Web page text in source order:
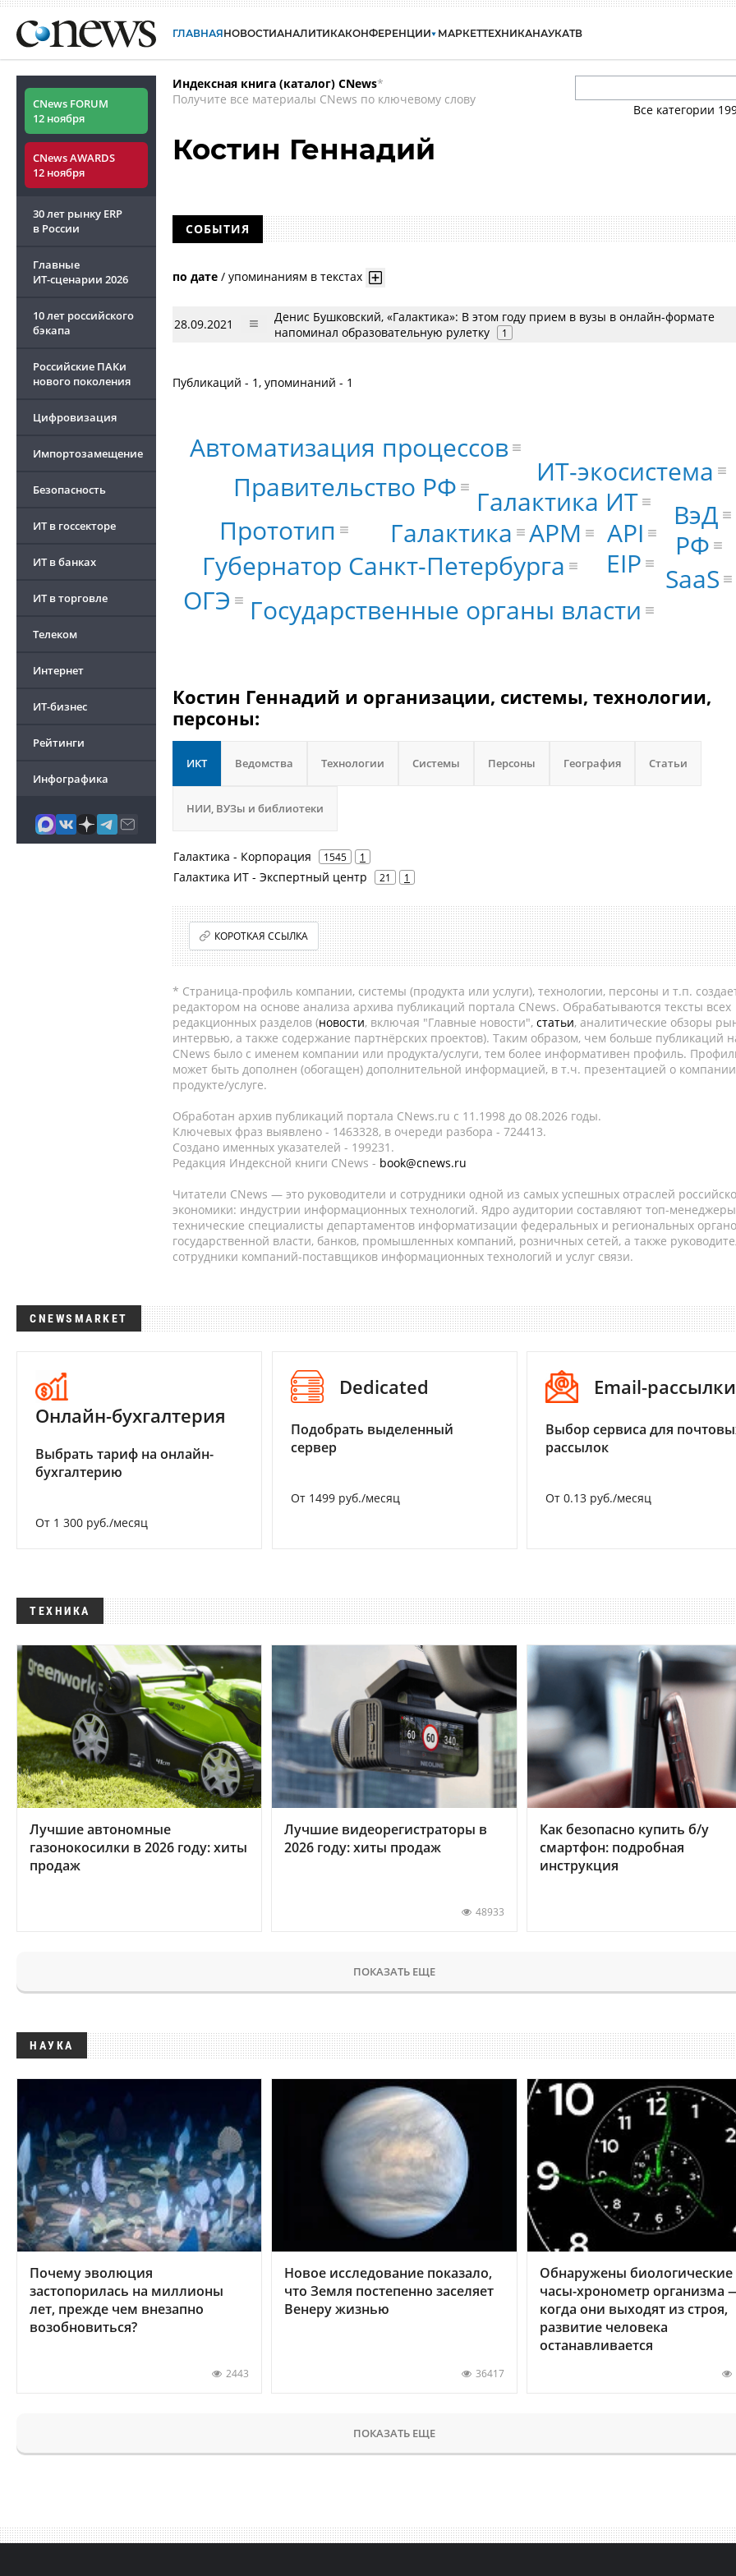
ГЛАВНАЯНОВОСТИАНАЛИТИКАКОНФЕРЕНЦИИ МАРКЕТТЕХНИКАНАУКАТВ
CNews FORUM
12 ноября
CNews AWARDS
12 ноября
30 лет рынку ERP
в России
Главные
ИТ-сценарии 2026
10 лет российского
бэкапа
Российские ПАКи
нового поколения
Цифровизация
Импортозамещение
Безопасность
ИТ в госсекторе
ИТ в банках
ИТ в торговле
Телеком
Интернет
ИТ-бизнес
Рейтинги
Инфографика
Индексная книга (каталог) CNews*
Получите все материалы CNews по ключевому слову
Все категории
Костин Геннадий
СОБЫТИЯ
по дате / упоминаниям в текстах
28.09.2021
Денис Бушковский, «Галактика»: В этом году прием в вузы в онлайн-формате
напоминал образовательную рулетку
1
Публикаций - 1, упоминаний - 1
Галактика
Галактика ИТ
Губернатор Санкт-Петербурга
Правительство РФ
АРМ
Прототип
EIP
API
SaaS
ИТ-экосистема
Автоматизация процессов
РФ
ВэД
ОГЭ Государственные органы власти
Костин Геннадий и организации, системы, технологии,
персоны:
ИКТ Ведомства Технологии Системы Персоны География Статьи
НИИ, ВУЗы и библиотеки
Галактика - Корпорация 1545 1
Галактика ИТ - Экспертный центр 21 1
КОРОТКАЯ ССЫЛКА
* Страница-профиль компании, системы (продукта или услуги), технологии, персоны и т.п.
редактором на основе анализа архива публикаций портала CNews. Обрабатываются тексты всех
редакционных разделов (новости, включая "Главные новости", статьи, аналитические обзоры
интервью, а также содержание партнёрских проектов). Таким образом, чем больше публикаций
CNews было с именем компании или продукта/услуги, тем более информативен профиль.
может быть дополнен (обогащен) дополнительной информацией, в т.ч. презентацией о
продукте/услуге.
Обработан архив публикаций портала CNews.ru c 11.1998 до 08.2026 годы.
Ключевых фраз выявлено - 1463328, в очереди разбора - 724413.
Создано именных указателей - 199231.
Редакция Индексной книги CNews - book@cnews.ru
Читатели CNews — это руководители и сотрудники одной из самых успешных отраслей
экономики: индустрии информационных технологий. Ядро аудитории составляют топ-
технические специалисты департаментов информатизации федеральных и региональных
государственной власти, банков, промышленных компаний, розничных сетей, а также
сотрудники компаний-поставщиков информационных технологий и услуг связи.
CNEWSMARKET
Онлайн-бухгалтерия
Выбрать тариф на онлайн-
бухгалтерию
От 1 300 руб./месяц
Dedicated
Подобрать выделенный
сервер
От 1499 руб./месяц
Email-рассылки
Выбор сервиса для
рассылок
От 0.13 руб./месяц
ТЕХНИКА
Лучшие автономные
газонокосилки в 2026 году: хиты
продаж
Лучшие видеорегистраторы в
2026 году: хиты продаж
48933
Как безопасно купить б/у
смартфон: подробная
инструкция
ПОКАЗАТЬ ЕЩЕ
НАУКА
Почему эволюция
застопорилась на миллионы
лет, прежде чем внезапно
возобновиться?
2443
Новое исследование показало,
что Земля постепенно заселяет
Венеру жизнью
36417
Обнаружены биологические
часы-хронометр организма
когда они выходят из строя,
развитие человека
останавливается
ПОКАЗАТЬ ЕЩЕ